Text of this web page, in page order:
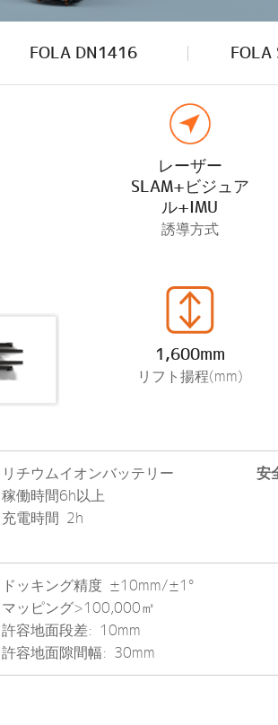
FOLA DN1416 FOLA
レーザー
SLAM+ビジュア
ル+IMU
誘導方式
1,600mm
リフト揚程(mm)
リチウムイオンバッテリー
稼働時間6h以上
充電時間 2h
安
ドッキング精度 ±10mm/±1°
マッピング>100,000㎡
許容地面段差: 10mm
許容地面隙間幅: 30mm